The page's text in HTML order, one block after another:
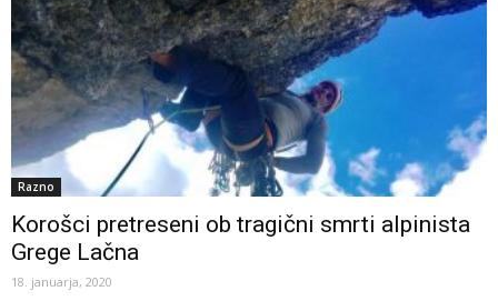
Razno
Korošci pretreseni ob tragični smrti alpinista
Grege Lačna
18. januarja, 2020